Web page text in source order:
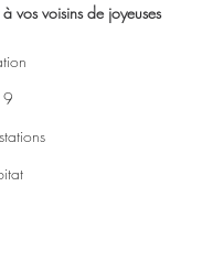
vos voisins de joyeuses